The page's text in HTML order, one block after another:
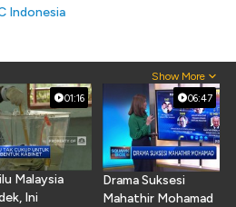
Indonesia
Show More
01:16
Malaysia
Ini
06:47
Drama Suksesi
Mahathir Mohamad